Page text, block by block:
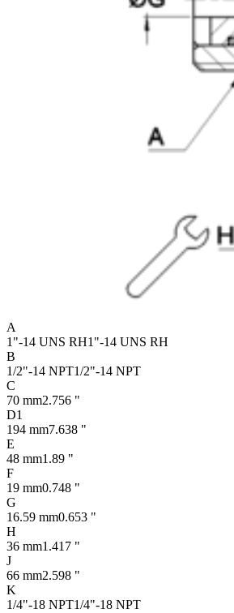
A
1"-14 UNS RH1"-14 UNS RH
B
1/2"-14 NPT1/2"-14 NPT
C
70 mm2.756 "
D1
194 mm7.638 "
E
48 mm1.89 "
F
19 mm0.748 "
G
16.59 mm0.653 "
H
36 mm1.417 "
J
66 mm2.598 "
K
1/4"-18 NPT1/4"-18 NPT